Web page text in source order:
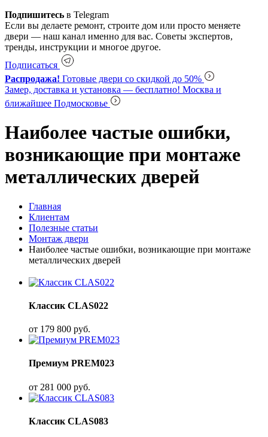
Подпишитесь в Telegram
Если вы делаете ремонт, строите дом или просто меняете
двери — наш канал именно для вас. Советы экспертов,
тренды, инструкции и многое другое.
Подписаться
Распродажа! Готовые двери со скидкой до 50%
Замер, доставка и установка — бесплатно! Москва и
ближайшее Подмосковье
Наиболее частые ошибки,
возникающие при монтаже
металлических дверей
Главная
Клиентам
Полезные статьи
Монтаж двери
Наиболее частые ошибки, возникающие при монтаже
металлических дверей
Классик CLAS022
от 179 800 руб.
Премиум PREM023
от 281 000 руб.
Классик CLAS083